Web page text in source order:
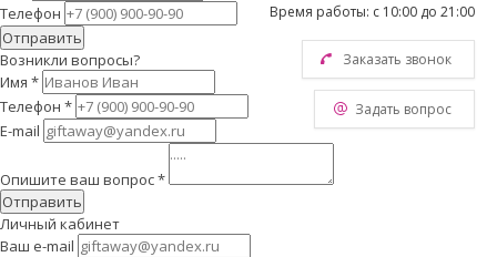
Время работы: с 10:00 до 21:00
Заказать звонок
Задать вопрос
Телефон
Отправить
Возникли вопросы?
Имя *
Телефон *
E-mail
Опишите ваш вопрос*
Отправить
Личный кабинет
Ваш e-mail